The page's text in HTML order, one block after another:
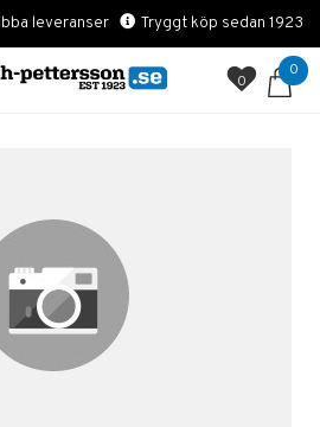
leveranser Tryggt köp sedan 1923
0
0